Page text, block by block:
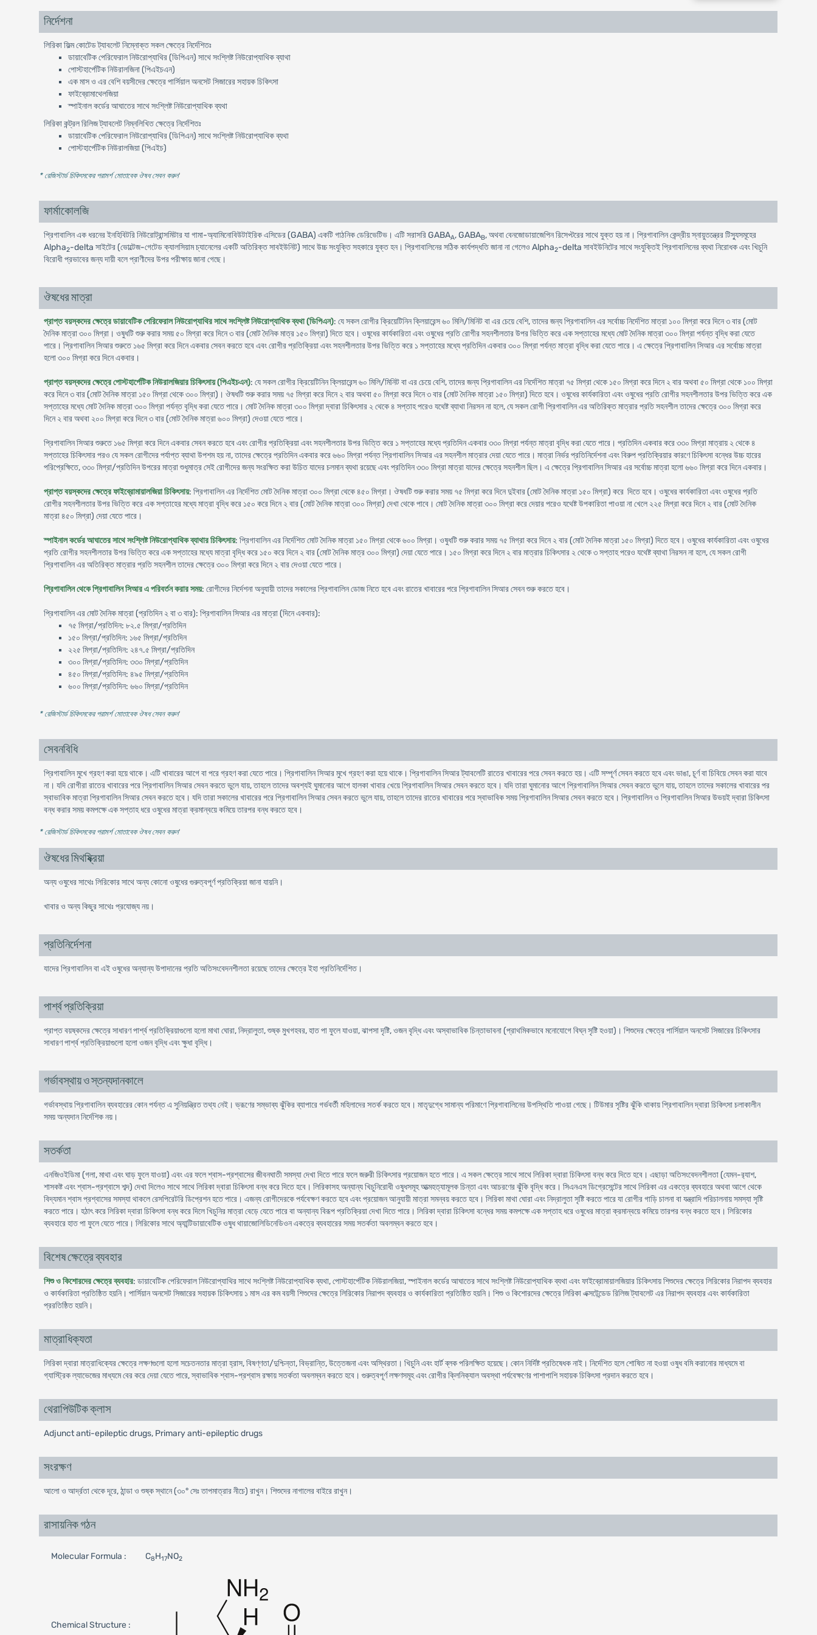
নির্দেশনা
লিরিকা ফিল্ম কোটেড ট্যাবলেট নিম্নোক্ত সকল ক্ষেত্রে নির্দেশিতঃ
ডায়াবেটিক পেরিফেরাল নিউরোপ্যাথির (ডিপিএন) সাথে সংশ্লিষ্ট নিউরোপ্যাথিক ব্যাথা
পোস্টহার্পেটিক নিউরালজিনা (পিএইচএন)
এক মাস ও এর বেশি বয়সীদের ক্ষেত্রে পার্সিয়াল অনসেট সিজারের সহায়ক চিকিৎসা
ফাইব্রোমাথেলজিয়া
স্পাইনাল কর্ডের আঘাতের সাথে সংশ্লিষ্ট নিউরোপ্যাথিক ব্যথা
লিরিকা কন্ট্রল রিলিজ ট্যাবলেট নিম্নলিখিত ক্ষেত্রে নির্দেশিতঃ
ডায়াবেটিক পেরিফেরাল নিউরোপ্যাথির (ডিপিএন) সাথে সংশ্লিষ্ট নিউরোপ্যাথিক ব্যথা
পোস্টহার্পেটিক নিউরালজিয়া (পিএইচ)
* রেজিস্টার্ড চিকিৎসকের পরামর্শ মোতাবেক ঔষধ সেবন করুন'
ফার্মাকোলজি
প্রিগাবালিন এক ধরনের ইনহিবিটরি নিউরোট্রান্সমিটার যা গামা-অ্যামিনোবিউটাইরিক এসিডের (GABA) একটি গাঠনিক ডেরিভেটিভ। এটি সরাসরি GABAA, GABAB, অথবা বেনজোডায়াজেপিন রিসেপ্টরের সাথে যুক্ত হয় না। প্রিগাবালিন কেন্দ্রীয় স্নায়ুতন্ত্রের টিস্যুসমূহের
Alpha2-delta সাইটের (ভোল্টেজ-গেটেড ক্যালসিয়াম চ্যানেলের একটি অতিরিক্ত সাবইউনিট) সাথে উচ্চ সংযুক্তি সহকারে যুক্ত হন। প্রিগাবালিনের সঠিক কার্যপদ্ধতি জানা না গেলেও Alpha2-delta সাবইউনিটের সাথে সংযুক্তিই প্রিগাবালিনের ব্যথা নিরোধক এবং খিচুনি
বিরোধী প্রভাবের জন্য দায়ী বলে প্রাণীদের উপর পরীক্ষায় জানা গেছে।
ঔষধের মাত্রা
প্রাপ্ত বয়স্কদের ক্ষেত্রে ডায়াবেটিক পেরিফেরাল নিউরোপ্যাথির সাথে সংশ্লিষ্ট নিউরোপ্যাথিক ব্যথা (ডিপিএন): যে সকল রোগীর ক্রিয়েটিনিন ক্লিয়ারেন্স ৬০ মিলি/মিনিট বা এর চেয়ে বেশি, তাদের জন্য প্রিগাবালিন এর সর্বোচ্চ নির্দেশিত মাত্রা ১০০ মিগ্রা করে দিনে ৩ বার (মোট
দৈনিক মাত্রা ৩০০ মিগ্রা। ওষুধটি শুরু করার সময় ৫০ মিগ্রা করে দিনে ৩ বার (মোট দৈনিক মাত্র ১৫০ মিগ্রা) দিতে হবে। ওষুধের কার্যকারিতা এবং ওষুধের প্রতি রোগীর সহনশীলতার উপর ভিত্তি করে এক সপ্তাহের মধ্যে মোট দৈনিক মাত্রা ৩০০ মিগ্রা পর্যন্ত বৃদ্ধি করা যেতে
পারে। প্রিগাবালিন সিআর শুরুতে ১৬৫ মিগ্রা করে দিনে একবার সেবন করতে হবে এবং রোগীর প্রতিক্রিয়া এবং সহনশীলতার উপর ভিত্তি করে ১ সপ্তাহের মধ্যে প্রতিদিন একবার ৩০০ মিগ্রা পর্যন্ত মাত্রা বৃদ্ধি করা যেতে পারে। এ ক্ষেত্রে প্রিগাবালিন সিআর এর সর্বোচ্চ মাত্রা
হলো ৩০০ মিগ্রা করে দিনে একবার।
প্রাপ্ত বয়স্কদের ক্ষেত্রে পোস্টহার্পেটিক নিউরালজিয়ার চিকিৎসায় (পিএইচএন): যে সকল রোগীর ক্রিয়েটিনিন ক্লিয়ারেন্স ৬০ মিলি/মিনিট বা এর চেয়ে বেশি, তাদের জন্য প্রিগাবালিন এর নির্দেশিত মাত্রা ৭৫ মিগ্রা থেকে ১৫০ মিগ্রা করে দিনে ২ বার অথবা ৫০ মিগ্রা থেকে ১০০ মিগ্রা
করে দিনে ৩ বার (মোট দৈনিক মাত্রা ১৫০ মিগ্রা থেকে ৩০০ মিগ্রা)। ঔষধটি শুরু করার সময় ৭৫ মিগ্রা করে দিনে ২ বার অথবা ৫০ মিগ্রা করে দিনে ৩ বার (মোট দৈনিক মাত্রা ১৫০ মিগ্রা) দিতে হবে। ওষুধের কার্যকারিতা এবং ওষুধের প্রতি রোগীর সহনশীলতার উপর ভিত্তি করে এক
সপ্তাহের মধ্যে মোট দৈনিক মাত্রা ৩০০ মিগ্রা পর্যন্ত বৃদ্ধি করা যেতে পারে। মোট দৈনিক মাত্রা ৩০০ মিগ্রা দ্বারা চিকিৎসার ২ থেকে ৪ সপ্তাহ পরেও যথেষ্ট ব্যাথা নিরসন না হলে, যে সকল রোগী প্রিগাবালিন এর অতিরিক্ত মাত্রার প্রতি সহনশীল তাদের ক্ষেত্রে ৩০০ মিগ্রা করে
দিনে ২ বার অথবা ২০০ মিগ্রা করে দিনে ৩ বার (মোট দৈনিক মাত্রা ৬০০ মিগ্রা) দেওয়া যেতে পারে।
প্রিগাবালিন সিআর শুরুতে ১৬৫ মিগ্রা করে দিনে একবার সেবন করতে হবে এবং রোগীর প্রতিক্রিয়া এবং সহনশীলতার উপর ভিত্তি করে ১ সপ্তাহের মধ্যে প্রতিদিন একবার ৩৩০ মিগ্রা পর্যন্ত মাত্রা বৃদ্ধি করা যেতে পারে। প্রতিদিন একবার করে ৩৩০ মিগ্রা মাত্রায় ২ থেকে ৪
সপ্তাহের চিকিৎসার পরও যে সকল রোগীদের পর্যাপ্ত ব্যাথা উপশম হয় না, তাদের ক্ষেত্রে প্রতিদিন একবার করে ৬৬০ মিগ্রা পর্যন্ত প্রিগাবালিন সিআর এর সহনশীল মাত্রার দেয়া যেতে পারে। মাত্রা নির্ভর প্রতিনির্দেশনা এবং বিরুপ প্রতিক্রিয়ার কারণে চিকিৎসা বন্ধের উচ্চ হারের
পরিপ্রেক্ষিতে, ৩৩০ মিগ্রা/প্রতিদিন উপরের মাত্রা শুধুমাত্র সেই রোগীদের জন্য সংরক্ষিত করা উচিত যাদের চলমান ব্যথা রয়েছে এবং প্রতিদিন ৩৩০ মিগ্রা মাত্রা যাদের ক্ষেত্রে সহনশীল ছিল। এ ক্ষেত্রে প্রিগাবালিন সিআর এর সর্বোচ্চ মাত্রা হলো ৬৬০ মিগ্রা করে দিনে একবার।
প্রাপ্ত বয়স্কদের ক্ষেত্রে ফাইব্রোমায়ালজিয়া চিকিৎসায়: প্রিগাবালিন এর নির্দেশিত মোট দৈনিক মাত্রা ৩০০ মিগ্রা থেকে ৪৫০ মিগ্রা। ঔষধটি শুরু করার সময় ৭৫ মিগ্রা করে দিনে দুইবার (মোট দৈনিক মাত্রা ১৫০ মিগ্রা) করে দিতে হবে। ওষুধের কার্যকারিতা এবং ওষুধের প্রতি
রোগীর সহনশীলতার উপর ভিত্তি করে এক সপ্তাহের মধ্যে মাত্রা বৃদ্ধি করে ১৫০ করে দিনে ২ বার (মোট দৈনিক মাত্রা ৩০০ মিগ্রা) দেখা থেকে পাবে। মোট দৈনিক মাত্রা ৩০০ মিগ্রা করে দেয়ার পরেও যথেষ্ট উপকারিতা পাওয়া না খেলে ২২৫ মিগ্রা করে দিনে ২ বার (মোট দৈনিক
মাত্রা ৪৫০ মিগ্রা) দেয়া যেতে পারে।
স্পাইনাল কর্ডের আঘাতের সাথে সংশ্লিষ্ট নিউরোপ্যাথিক ব্যাথার চিকিৎসায়: প্রিগাবালিন এর নির্দেশিত মোট দৈনিক মাত্রা ১৫০ মিগ্রা থেকে ৬০০ মিগ্রা। ওষুধটি শুরু করার সময় ৭৫ মিগ্রা করে দিনে ২ বার (মোট দৈনিক মাত্রা ১৫০ মিগ্রা) দিতে হবে। ওষুধের কার্যকারিতা এবং ওষুধের
প্রতি রোগীর সহনশীলতার উপর ভিত্তি করে এক সপ্তাহের মধ্যে মাত্রা বৃদ্ধি করে ১৫০ করে দিনে ২ বার (মোট দৈনিক মাত্র ৩০০ মিগ্রা) দেয়া যেতে পারে। ১৫০ মিগ্রা করে দিনে ২ বার মাত্রার চিকিৎসার ২ থেকে ৩ সপ্তাহ পরেও যথেষ্ট ব্যাথা নিরসন না হলে, যে সকল রোগী
প্রিগাবালিন এর অতিরিক্ত মাত্রার প্রতি সহনশীল তাদের ক্ষেত্রে ৩০০ মিগ্রা করে দিনে ২ বার দেওয়া যেতে পারে।
প্রিগাবালিন থেকে প্রিগাবালিন সিআর এ পরিবর্তন করার সময়: রোগীদের নির্দেশনা অনুযায়ী তাদের সকালের প্রিগাবালিন ডোজ নিতে হবে এবং রাতের খাবারের পরে প্রিগাবালিন সিআর সেবন শুরু করতে হবে।
প্রিগাবালিন এর মোট দৈনিক মাত্রা (প্রতিদিন ২ বা ৩ বার): প্রিগাবালিন সিআর এর মাত্রা (দিনে একবার):
৭৫ মিগ্রা/প্রতিদিন: ৮২.৫ মিগ্রা/প্রতিদিন
১৫০ মিগ্রা/প্রতিদিন: ১৬৫ মিগ্রা/প্রতিদিন
২২৫ মিগ্রা/প্রতিদিন: ২৪৭.৫ মিগ্রা/প্রতিদিন
৩০০ মিগ্রা/প্রতিদিন: ৩৩০ মিগ্রা/প্রতিদিন
৪৫০ মিগ্রা/প্রতিদিন: ৪৯৫ মিগ্রা/প্রতিদিন
৬০০ মিগ্রা/প্রতিদিন: ৬৬০ মিগ্রা/প্রতিদিন
* রেজিস্টার্ড চিকিৎসকের পরামর্শ মোতাবেক ঔষধ সেবন করুন'
সেবনবিধি
প্রিগাবালিন মুখে গ্রহণ করা হয়ে থাকে। এটি খাবারের আগে বা পরে গ্রহণ করা যেতে পারে। প্রিগাবালিন সিআর মুখে গ্রহণ করা হয়ে থাকে। প্রিগাবালিন সিআর ট্যাবলেটি রাতের খাবারের পরে সেবন করতে হয়। এটি সম্পূর্ণ সেবন করতে হবে এবং ভাঙা, চূর্ণ বা চিবিয়ে সেবন করা যাবে
না। যদি রোগীরা রাতের খাবারের পরে প্রিগাবালিন সিআর সেবন করতে ভুলে যায়, তাহলে তাদের অবশ্যই ঘুমানোর আগে হালকা খাবার খেয়ে প্রিগাবালিন সিআর সেবন করতে হবে। যদি তারা ঘুমানোর আগে প্রিগাবালিন সিআর সেবন করতে ভুলে যায়, তাহলে তাদের সকালের খাবারের পর
স্বাভাবিক মাত্রা প্রিগাবালিন সিআর সেবন করতে হবে। যদি তারা সকালের খাবারের পরে প্রিগাবালিন সিআর সেবন করতে ভুলে যায়, তাহলে তাদের রাতের খাবারের পরে স্বাভাবিক সময় প্রিগাবালিন সিআর সেবন করতে হবে। প্রিগাবালিন ও প্রিগাবালিন সিআর উভয়ই দ্বারা চিকিৎসা
বন্ধ করার সময় কমপক্ষে এক সপ্তাহ ধরে ওষুধের মাত্রা ক্রমান্বয়ে কমিয়ে তারপর বন্ধ করতে হবে।
* রেজিস্টার্ড চিকিৎসকের পরামর্শ মোতাবেক ঔষধ সেবন করুন'
ঔষধের মিথষ্ক্রিয়া
অন্য ওষুধের সাথেঃ লিরিকাের সাথে অন্য কোনো ওষুধের গুরুত্বপূর্ণ প্রতিক্রিয়া জানা যায়নি।
খাবার ও অন্য কিছুর সাথেঃ প্রযোজ্য নয়।
প্রতিনির্দেশনা
যাদের প্রিগাবালিন বা এই ওষুধের অন্যান্য উপাদানের প্রতি অতিসংবেদনশীলতা রয়েছে তাদের ক্ষেত্রে ইহা প্রতিনির্দেশিত।
পার্শ্ব প্রতিক্রিয়া
প্রাপ্ত বয়ষ্কদের ক্ষেত্রে সাধারণ পার্শ্ব প্রতিক্রিয়াগুলো হলো মাথা ঘোরা, নিদ্রালুতা, শুষ্ক মুখগহবর, হাত পা ফুলে যাওয়া, ঝাপসা দৃষ্টি, ওজন বৃদ্ধি এবং অস্বাভাবিক চিন্তাভাবনা (প্রাথমিকভাবে মনোযোগে বিঘ্ন সৃষ্টি হওয়া)। শিশুদের ক্ষেত্রে পার্সিয়াল অনসেট সিজারের চিকিৎসার
সাধারণ পার্শ্ব প্রতিক্রিয়াগুলো হলো ওজন বৃদ্ধি এবং ক্ষুধা বৃদ্ধি।
গর্ভাবস্থায় ও স্তন্যদানকালে
গর্ভাবস্থায় প্রিগাবালিন ব্যবহারের কোন পর্যন্ত এ সুনিয়ন্ত্রিত তথ্য নেই। ভ্রূণের সম্ভাব্য ঝুঁকির ব্যাপারে গর্ভবর্তী মহিলাদের সতর্ক করতে হবে। মাতৃদুগ্ধে সামান্য পরিমাণে প্রিগাবালিনের উপস্থিতি পাওয়া গেছে। টিউমার সৃষ্টির ঝুঁকি থাকায় প্রিগাবালিন দ্বারা চিকিৎসা চলাকালীন
সময় অন্যদান নির্দেশিক নয়।
সতর্কতা
এনজিওইডিমা (গলা, মাথা এবং ঘাড় ফুলে যাওয়া) এবং এর ফলে শ্বাস-প্রশ্বাসের জীবনঘাতী সমস্যা দেখা দিতে পারে ফলে জরুরী চিকিৎসার প্রয়োজন হতে পারে। এ সকল ক্ষেত্রে সাথে সাথে লিরিকা দ্বারা চিকিৎসা বন্ধ করে দিতে হবে। এছাড়া অতিসংবেদনশীলতা (যেমন-র‍্যাশ,
শাসকষ্ট এবং শ্বাস-প্রশ্বাসে শব্দ) দেখা দিলেও সাথে সাথে লিরিকা দ্বারা চিকিৎসা বন্ধ করে দিতে হবে। লিরিকাসহ অন্যান্য খিচুনিরোধী ওষুধসমূহ আত্মহত্যামূলক চিন্তা এবং আচরণের ঝুঁকি বৃদ্ধি করে। সিএনএস ডিগ্রেসেন্টের সাথে লিরিকা এর একত্রে ব্যবহারে অথবা আগে থেকে
বিদ্যমান শ্বাস প্রশ্বাসের সমস্যা থাকলে রেসপিরেটরি ডিপ্রেশন হতে পারে। এজন্য রোগীদেরকে পর্যবেক্ষণ করতে হবে এবং প্রয়োজন আনুযায়ী মাত্রা সমন্বয় করতে হবে। লিরিকা মাথা ঘোরা এবং নিদ্রালুতা সৃষ্টি করতে পারে যা রোগীর গাড়ি চালনা বা যন্ত্রাদি পরিচালনায় সমস্যা সৃষ্টি
করতে পারে। হঠাৎ করে লিরিকা দ্বারা চিকিৎসা বন্ধ করে দিলে খিচুনির মাত্রা বেড়ে যেতে পারে বা অন্যান্য বিরূপ প্রতিক্রিয়া দেখা দিতে পারে। লিরিকা দ্বারা চিকিৎসা বন্ধের সময় কমপক্ষে এক সপ্তাহ ধরে ওষুধের মাত্রা ক্রমান্বয়ে কমিয়ে তারপর বন্ধ করতে হবে। লিরিকাের
ব্যবহারে হাত পা ফুলে যেতে পারে। লিরিকাের সাথে অ্যান্টিডায়াবেটিক ওষুধ থায়াজোলিডিনেডিওন একত্রে ব্যবহারের সময় সতর্কতা অবলম্বন করতে হবে।
বিশেষ ক্ষেত্রে ব্যবহার
শিশু ও কিশোরদের ক্ষেত্রে ব্যবহার: ডায়াবেটিক পেরিফেরাল নিউরোপ্যাথির সাথে সংশ্লিষ্ট নিউরোপ্যাথিক ব্যথা, পোস্টহার্পেটিক নিউরালজিয়া, স্পাইনাল কর্ডের আঘাতের সাথে সংশ্লিষ্ট নিউরোপ্যাথিক ব্যথা এবং ফাইব্রোমায়ালজিয়ার চিকিৎসায় শিশুদের ক্ষেত্রে লিরিকাের নিরাপদ ব্যবহার
ও কার্যকারিতা প্রতিষ্ঠিত হয়নি। পার্সিয়ান অনসেট সিজারের সহায়ক চিকিৎসায় ১ মাস এর কম বয়সী শিশুদের ক্ষেত্রে লিরিকাের নিরাপদ ব্যবহার ও কার্যকারিতা প্রতিষ্ঠিত হয়নি। শিশু ও কিশোরদের ক্ষেত্রে লিরিকা এক্সটেন্ডেড রিলিজ ট্যাবলেট এর নিরাপদ ব্যবহার এবং কার্যকারিতা
প্ররতিষ্ঠিত হয়নি।
মাত্রাধিক্যতা
লিরিকা দ্বারা মাত্রাধিক্যের ক্ষেত্রে লক্ষণগুলো হলো সচেতনতার মাত্রা হ্রাস, বিষণ্ণতা/দুশ্চিন্তা, বিভ্রান্তি, উত্তেজনা এবং অস্থিরতা। খিচুনি এবং হার্ট ব্লক পরিলক্ষিত হয়েছে। কোন নির্দিষ্ট প্রতিষেধক নাই। নির্দেশিত হলে শোষিত না হওয়া ওষুধ বমি করানোর মাধ্যমে বা
গ্যাস্ট্রিক ল্যাভেজের মাধ্যমে বের করে দেয়া যেতে পারে, স্বাভাবিক শ্বাস-প্রশ্বাস রক্ষায় সতর্কতা অবলম্বন করতে হবে। গুরুত্বপূর্ণ লক্ষণসমূহ এবং রোগীর ক্লিনিক্যাল অবস্থা পর্যবেক্ষণের পাশাপাশি সহায়ক চিকিৎসা প্রদান করতে হবে।
থেরাপিউটিক ক্লাস
Adjunct anti-epileptic drugs, Primary anti-epileptic drugs
সংরক্ষণ
আলো ও আর্দ্রতা থেকে দূরে, ঠান্ডা ও শুষ্ক স্থানে (৩০° সেঃ তাপমাত্রার নীচে) রাখুন। শিশুদের নাগালের বাইরে রাখুন।
রাসায়নিক গঠন
Molecular Formula : C8H17NO2
Chemical Structure :